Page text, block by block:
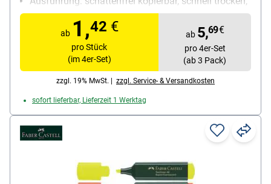
lichtbeständig, hohe Offenlagerfähigkeit
Besonderheiten: starke Leuchtkraft, weiche
Inhalt pro Pack: 4 Stück
ab 1,42 €
pro Stück
(im 4er-Set)
ab 5,69€
pro 4er-Set
(ab 3 Pack)
zzgl. 19% MwSt. | zzgl. Service- & Versandkosten
sofort lieferbar, Lieferzeit 1 Werktag